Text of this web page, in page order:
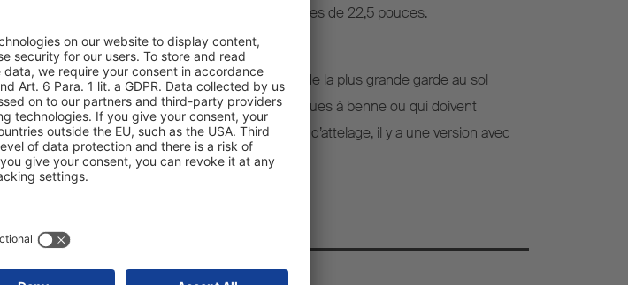
frigos/fourgons S.KO avec des jantes de 22,5 pouces.
Essieux avec une hauteur élevée
Pour les véhicules qui ont besoin de la plus grande garde au sol
possible, tels que les semi-remorques à benne ou qui doivent
compenser des grandes hauteurs d’attelage, il y a une version avec
ressort de guide adapté.